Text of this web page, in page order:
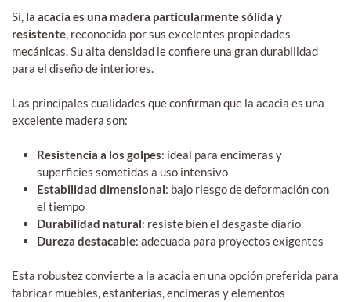
Sí, la acacia es una madera particularmente sólida y
resistente, reconocida por sus excelentes propiedades
mecánicas. Su alta densidad le confiere una gran durabilidad
para el diseño de interiores.
Las principales cualidades que confirman que la acacia es una
excelente madera son:
Resistencia a los golpes: ideal para encimeras y
superficies sometidas a uso intensivo
Estabilidad dimensional: bajo riesgo de deformación con
el tiempo
Durabilidad natural: resiste bien el desgaste diario
Dureza destacable: adecuada para proyectos exigentes
Esta robustez convierte a la acacia en una opción preferida para
fabricar muebles, estanterías, encimeras y elementos